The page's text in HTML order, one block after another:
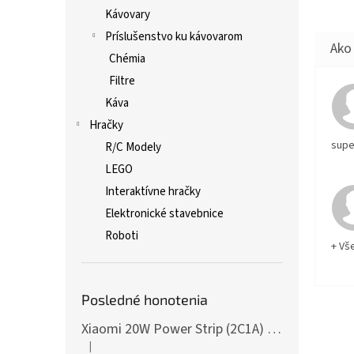
Kávovary
Príslušenstvo ku kávovarom
Chémia
Filtre
Káva
Hračky
R/C Modely
LEGO
Interaktívne hračky
Elektronické stavebnice
Roboti
Posledné honotenia
Xiaomi 20W Power Strip (2C1A) EU
|
+